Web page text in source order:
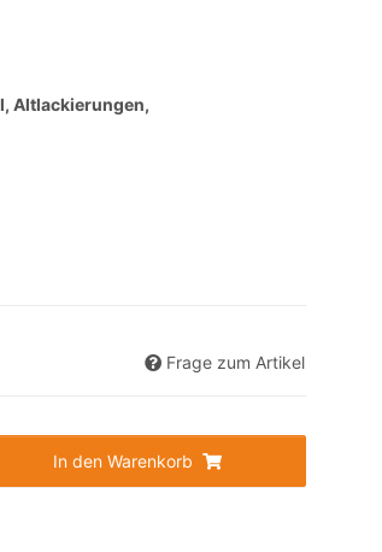
Altlackierungen,
Frage zum Artikel
In den Warenkorb